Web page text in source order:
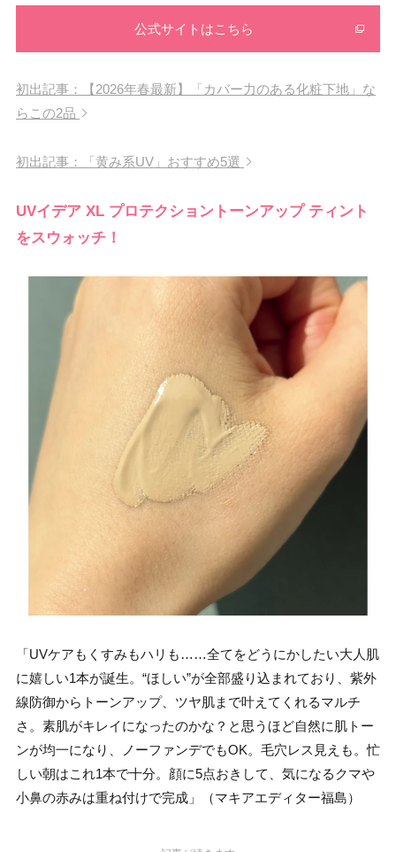
公式サイトはこちら
初出記事：【2026年春最新】「カバー力のある化粧下地」な
らこの2品
初出記事：「黄み系UV」おすすめ5選
UVイデア XL プロテクショントーンアップ ティント
をスウォッチ！
「UVケアもくすみもハリも……全てをどうにかしたい大人肌
に嬉しい1本が誕生。“ほしい”が全部盛り込まれており、紫外
線防御からトーンアップ、ツヤ肌まで叶えてくれるマルチ
さ。素肌がキレイになったのかな？と思うほど自然に肌トー
ンが均一になり、ノーファンデでもOK。毛穴レス見えも。忙
しい朝はこれ1本で十分。顔に5点おきして、気になるクマや
小鼻の赤みは重ね付けで完成」（マキアエディター福島）